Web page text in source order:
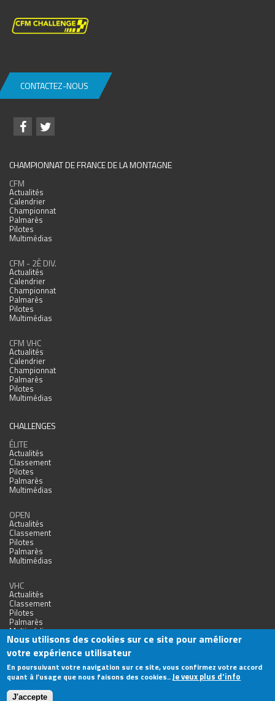
CONTACTEZ-NOUS
CHAMPIONNAT DE FRANCE DE LA MONTAGNE
CFM
Actualités
Calendrier
Championnat
Palmarès
Pilotes
Multimédias
CFM - 2È DIV.
Actualités
Calendrier
Championnat
Palmarès
Pilotes
Multimédias
CFM VHC
Actualités
Calendrier
Championnat
Palmarès
Pilotes
Multimédias
CHALLENGES
ÉLITE
Actualités
Classement
Pilotes
Palmarès
Multimédias
OPEN
Actualités
Classement
Pilotes
Palmarès
Multimédias
VHC
Actualités
Classement
Pilotes
Palmarès
Multimédias
Agence Web Nîmes
Nous utilisons des cookies sur ce site pour améliorer
votre expérience utilisateur
En poursuivant votre navigation sur ce site, vous confirmez votre accord
quant à l’usage que nous faisons des cookies..Je veux plus d'info
J'accepte